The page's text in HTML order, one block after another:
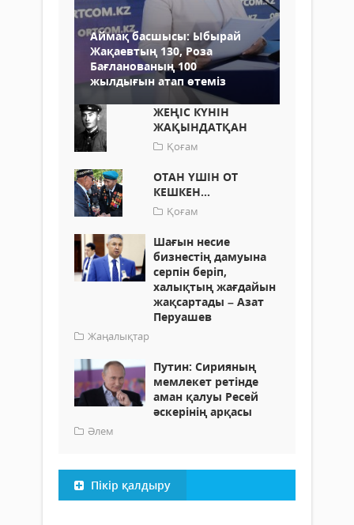
Аймақ басшысы: Ыбырай
Жақаевтың 130, Роза
Бағланованың 100
жылдығын атап өтеміз
ЖЕҢІС КҮНІН
ЖАҚЫНДАТҚАН
Қоғам
ОТАН ҮШІН ОТ
КЕШКЕН...
Қоғам
Шағын несие
бизнестің дамуына
серпін беріп,
халықтың жағдайын
жақсартады – Азат
Перуашев
Жаңалықтар
Путин: Сирияның
мемлекет ретінде
аман қалуы Ресей
әскерінің арқасы
Әлем
Пікір қалдыру